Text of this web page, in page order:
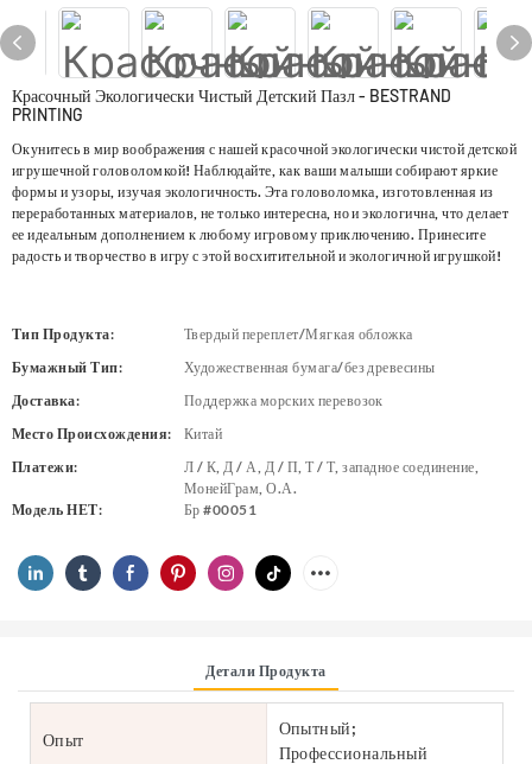
Красочный Экологически Чистый Детский Пазл - BESTRAND
PRINTING
Окунитесь в мир воображения с нашей красочной экологически чистой детской
игрушечной головоломкой! Наблюдайте, как ваши малыши собирают яркие
формы и узоры, изучая экологичность. Эта головоломка, изготовленная из
переработанных материалов, не только интересна, но и экологична, что делает
ее идеальным дополнением к любому игровому приключению. Принесите
радость и творчество в игру с этой восхитительной и экологичной игрушкой!
Тип Продукта:
Твердый переплет/Мягкая обложка
Бумажный Тип:
Художественная бумага/без древесины
Доставка:
Поддержка морских перевозок
Место Происхождения:
Китай
Платежи:
Л / К, Д / А, Д / П, Т / Т, западное соединение,
МонейГрам, О.А.
Модель НЕТ:
Бр #00051
Детали Продукта
Опыт
Опытный;
Профессиональный